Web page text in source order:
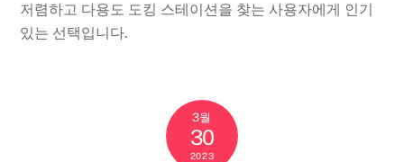
저렴하고 다용도 도킹 스테이션을 찾는 사용자에게 인기
있는 선택입니다.
3월
30
2023